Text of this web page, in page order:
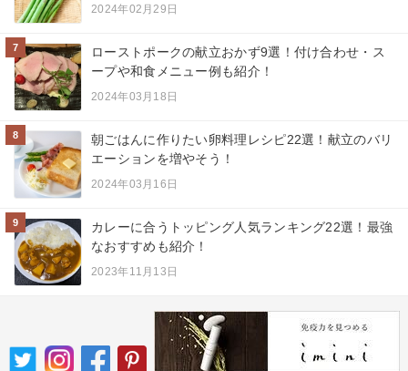
2024年02月29日
7
ローストポークの献立おかず9選！付け合わせ・ス
ープや和食メニュー例も紹介！
2024年03月18日
8
朝ごはんに作りたい卵料理レシピ22選！献立のバリ
エーションを増やそう！
2024年03月16日
9
カレーに合うトッピング人気ランキング22選！最強
なおすすめも紹介！
2023年11月13日